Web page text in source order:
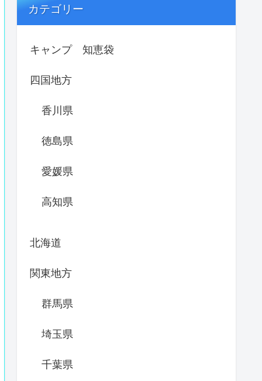
カテゴリー
キャンプ 知恵袋
四国地方
香川県
徳島県
愛媛県
高知県
北海道
関東地方
群馬県
埼玉県
千葉県